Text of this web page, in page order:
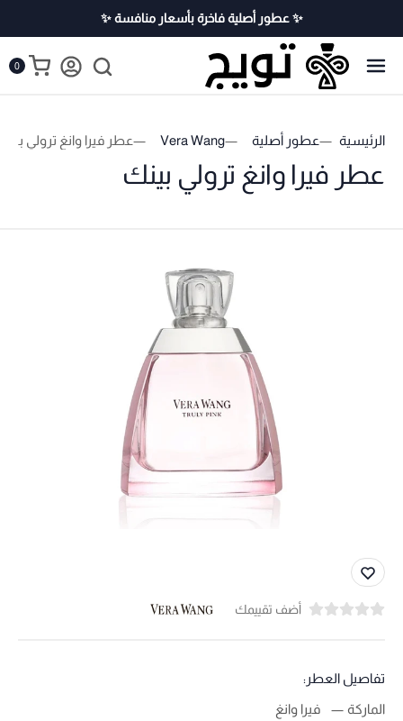
✨ عطور أصلية فاخرة بأسعار منافسة ✨
0
الرئيسية عطور أصلية Vera Wang عطر فيرا وانغ ترولي
عطر فيرا وانغ ترولي بينك
أضف تقييمك
تفاصيل العطر:
الماركة
فيرا وانغ